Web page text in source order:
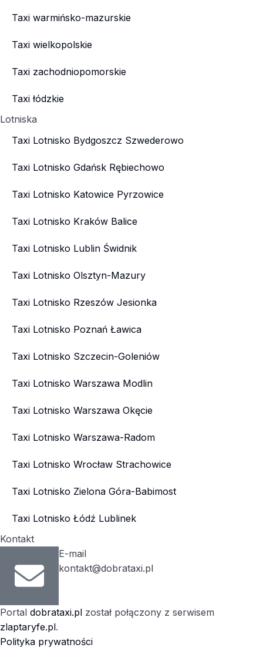
Taxi warmińsko-mazurskie
Taxi wielkopolskie
Taxi zachodniopomorskie
Taxi łódzkie
Lotniska
Taxi Lotnisko Bydgoszcz Szwederowo
Taxi Lotnisko Gdańsk Rębiechowo
Taxi Lotnisko Katowice Pyrzowice
Taxi Lotnisko Kraków Balice
Taxi Lotnisko Lublin Świdnik
Taxi Lotnisko Olsztyn-Mazury
Taxi Lotnisko Rzeszów Jesionka
Taxi Lotnisko Poznań Ławica
Taxi Lotnisko Szczecin-Goleniów
Taxi Lotnisko Warszawa Modlin
Taxi Lotnisko Warszawa Okęcie
Taxi Lotnisko Warszawa-Radom
Taxi Lotnisko Wrocław Strachowice
Taxi Lotnisko Zielona Góra-Babimost
Taxi Lotnisko Łódź Lublinek
Kontakt
E-mail
kontakt@dobrataxi.pl
Portal dobrataxi.pl został połączony z serwisem
zlaptaryfe.pl.
Polityka prywatności